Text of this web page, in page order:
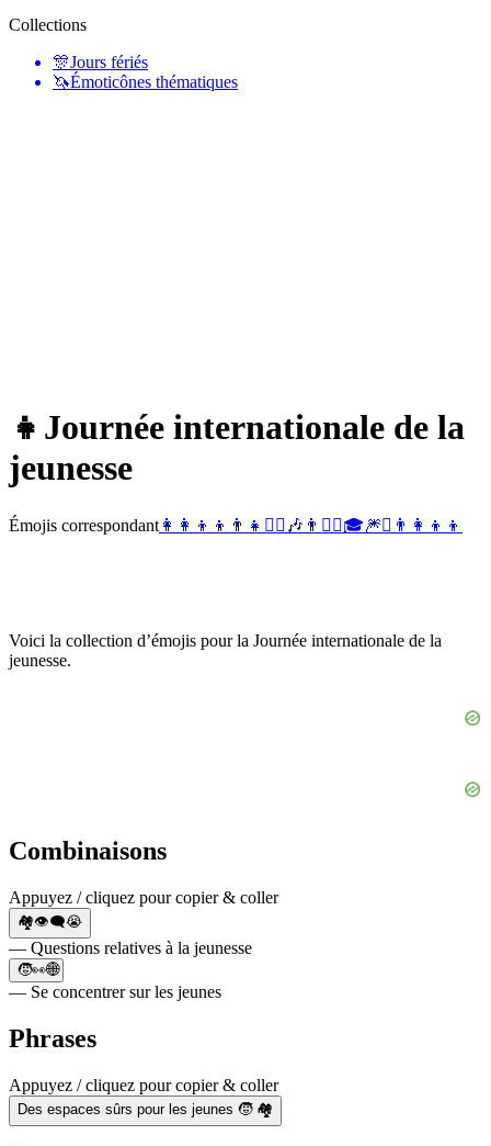
Collections
🎊Jours fériés
🦄Émoticônes thématiques
👧 Journée internationale de la
jeunesse
Émojis correspondant 👩‍👩‍👦‍👦 👨‍👧 🧍‍♀️ 🎶 👨 👨‍⚖️🎓🎆✨ 👨‍👩‍👦‍👦
Voici la collection d’émojis pour la Journée internationale de la
jeunesse.
Combinaisons
Appuyez / cliquez pour copier & coller
🏘️👁️‍🗨️😭
— Questions relatives à la jeunesse
🧒👀🌐
— Se concentrer sur les jeunes
Phrases
Appuyez / cliquez pour copier & coller
Des espaces sûrs pour les jeunes 🧒 🏘️